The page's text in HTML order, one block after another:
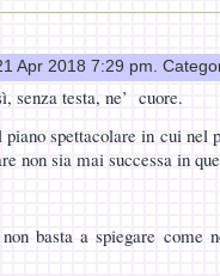
Apr 2018 7:29 pm.
senza testa, ne’ cuore.
spettacolare in cui nel
non sia mai successa in
basta a spiegare come